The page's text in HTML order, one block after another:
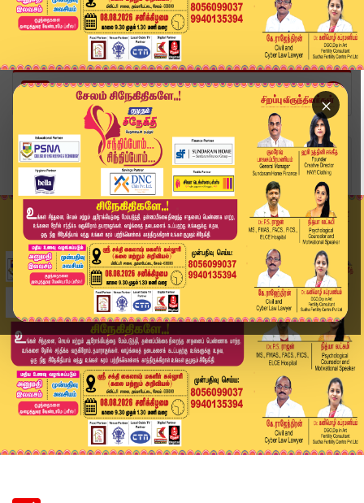
×
Home
உலகம்
அரசு முறை பயணமாக மொரீஷியஸ் சென்ற பிரதமர் மோடி.....